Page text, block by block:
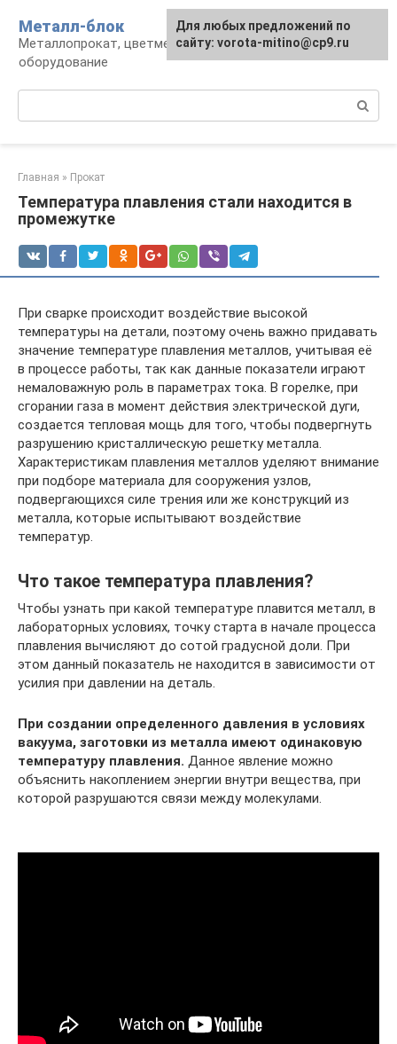
контенту
Металл-блок
Металлопрокат, цветмет, обработка и
оборудование
Главная » Прокат
Температура плавления стали находится в
промежутке
При сварке происходит воздействие высокой
температуры на детали, поэтому очень важно придавать
значение температуре плавления металлов, учитывая её
в процессе работы, так как данные показатели играют
немаловажную роль в параметрах тока. В горелке, при
сгорании газа в момент действия электрической дуги,
создается тепловая мощь для того, чтобы подвергнуть
разрушению кристаллическую решетку металла.
Характеристикам плавления металлов уделяют внимание
при подборе материала для сооружения узлов,
подвергающихся силе трения или же конструкций из
металла, которые испытывают воздействие
температур.
Что такое температура плавления?
Чтобы узнать при какой температуре плавится металл, в
лабораторных условиях, точку старта в начале процесса
плавления вычисляют до сотой градусной доли. При
этом данный показатель не находится в зависимости от
усилия при давлении на деталь.
При создании определенного давления в условиях
вакуума, заготовки из металла имеют одинаковую
температуру плавления. Данное явление можно
объяснить накоплением энергии внутри вещества, при
которой разрушаются связи между молекулами.
Для любых предложений по
сайту: vorota-mitino@cp9.ru